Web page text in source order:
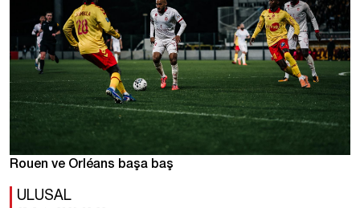
Rouen ve Orléans başa baş
ULUSAL